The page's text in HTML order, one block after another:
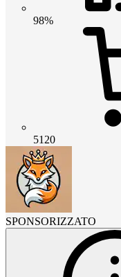
98%
5120
SPONSORIZZATO